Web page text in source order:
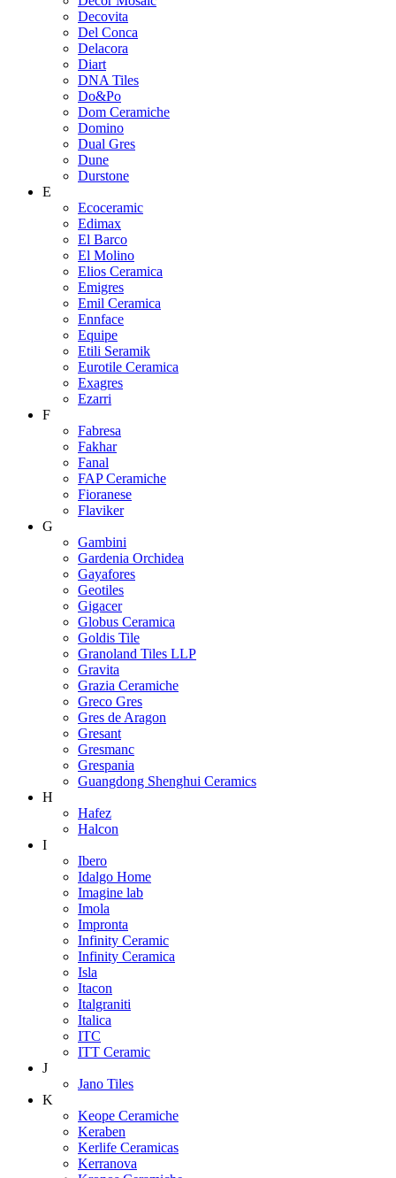
Decovita
Del Conca
Delacora
Diart
DNA Tiles
Do&Po
Dom Ceramiche
Domino
Dual Gres
Dune
Durstone
E
Ecoceramic
Edimax
El Barco
El Molino
Elios Ceramica
Emigres
Emil Ceramica
Ennface
Equipe
Etili Seramik
Eurotile Ceramica
Exagres
Ezarri
F
Fabresa
Fakhar
Fanal
FAP Ceramiche
Fioranese
Flaviker
G
Gambini
Gardenia Orchidea
Gayafores
Geotiles
Gigacer
Globus Ceramica
Goldis Tile
Granoland Tiles LLP
Gravita
Grazia Ceramiche
Greco Gres
Gres de Aragon
Gresant
Gresmanc
Grespania
Guangdong Shenghui Ceramics
H
Hafez
Halcon
I
Ibero
Idalgo Home
Imagine lab
Imola
Impronta
Infinity Ceramic
Infinity Ceramica
Isla
Itacon
Italgraniti
Italica
ITC
ITT Ceramic
J
Jano Tiles
K
Keope Ceramiche
Keraben
Kerlife Ceramicas
Kerranova